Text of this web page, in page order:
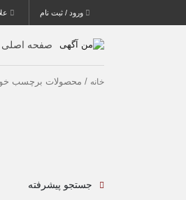
ورود / ثبت نام
صفحه اصلی
خانه / محصولات برچسب
جستجو پیشرفته